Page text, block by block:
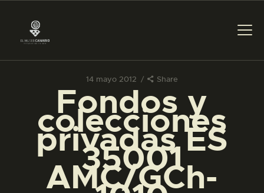
14 mayo 2012 Share
Fondos y
colecciones
privadas ES
35001
AMC/GCh-
PREPARAR LA VISITA
ACTIVIDADES
█